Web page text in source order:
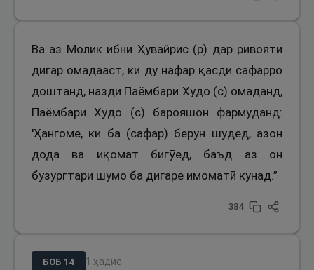
Ва аз Молик ибни Ҳувайрис (р) дар ривояти
дигар омадааст, ки ду нафар қасди сафарро
доштанд, назди Паёмбари Худо (с) омаданд,
Паёмбари Худо (с) барояшон фармуданд:
'Ҳангоме, ки ба (сафар) берун шудед, азон
дода ва иқомат бигӯед, баъд аз он
бузургтари шумо ба дигаре имоматӣ кунад.”
384
БОБ 14 1 ҳадис